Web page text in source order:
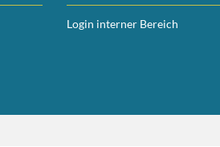
Login interner Bereich